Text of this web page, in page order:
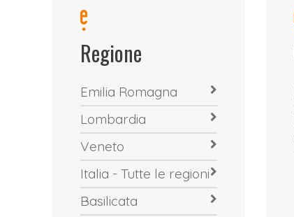
Regione
Emilia Romagna
Lombardia
Veneto
Italia - Tutte le regioni
Basilicata